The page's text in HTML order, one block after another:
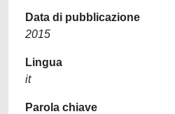
Data di pubblicazione
2015
Lingua
it
Parola chiave